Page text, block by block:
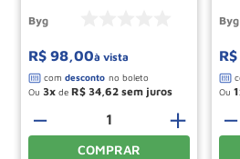
Byg
R$ 98,00à vista
Ou 3 de R$ 34,62
＋
－
COMPRAR
Byg
R$
Ou 1
－